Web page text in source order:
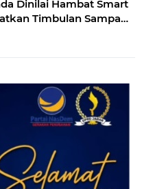
Dinilai Hambat Smart
Timbulan Sampah